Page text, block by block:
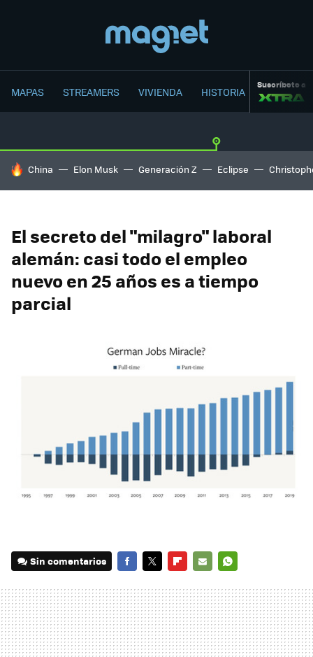
MAPAS STREAMERS VIVIENDA HISTORIA Suscríbete a
HOY SE HABLA DE
China Elon Musk Generación Z Eclipse
El secreto del "milagro" laboral
alemán: casi todo el empleo
nuevo en 25 años es a tiempo
parcial
Sin comentarios
MAIL